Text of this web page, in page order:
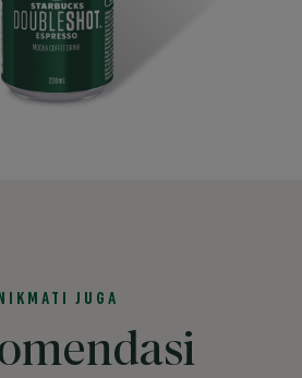
NIKMATI JUGA